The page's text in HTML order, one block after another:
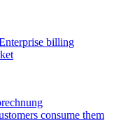
billing
consume them